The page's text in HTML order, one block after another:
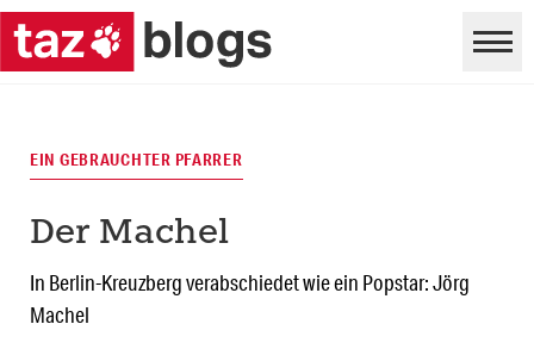
EIN GEBRAUCHTER PFARRER
Der Machel
In Berlin-Kreuzberg verabschiedet wie ein Popstar: Jörg
Machel